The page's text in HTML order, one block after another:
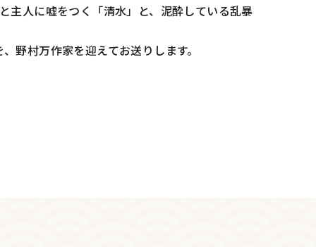
主人に嘘をつく「清水」と、泥酔している乱暴
野村万作家を迎えてお送りします。